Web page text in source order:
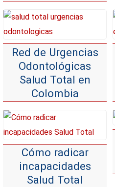
Red de Urgencias
Odontológicas
Salud Total en
Colombia
Cómo radicar
incapacidades
Salud Total